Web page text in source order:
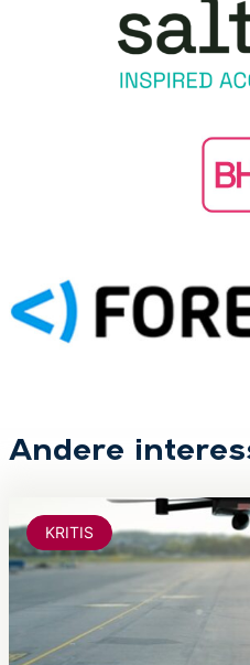
Andere
KRITIS